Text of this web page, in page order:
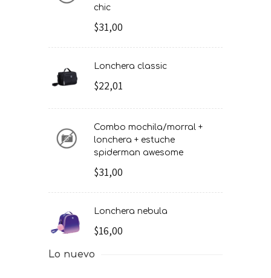
chic
$31,00
lonchera classic
$22,01
combo mochila/morral +
lonchera + estuche
spiderman awesome
$31,00
lonchera nebula
$16,00
Lo nuevo